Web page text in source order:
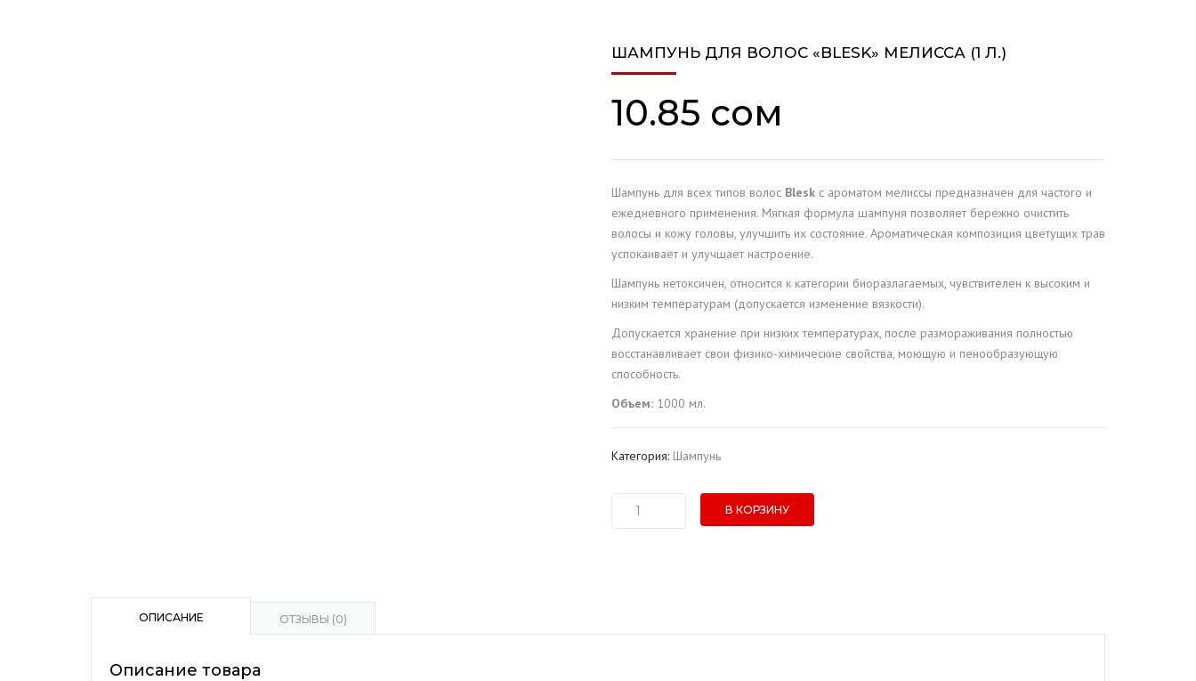
ШАМПУНЬ ДЛЯ ВОЛОС «BLESK» МЕЛИССА (1 Л.)
10.85 сом
Шампунь для всех типов волос Blesk с ароматом мелиссы предназначен для частого и
ежедневного применения. Мягкая формула шампуня позволяет бережно очистить
волосы и кожу головы, улучшить их состояние. Ароматическая композиция цветущих трав
успокаивает и улучшает настроение.
Шампунь нетоксичен, относится к категории биоразлагаемых, чувствителен к высоким и
низким температурам (допускается изменение вязкости).
Допускается хранение при низких температурах, после размораживания полностью
восстанавливает свои физико-химические свойства, моющую и пенообразующую
способность.
Объем: 1000 мл.
Категория: Шампунь
Количество
Мелисса
В КОРЗИНУ
ОПИСАНИЕ ОТЗЫВЫ (0)
Описание товара